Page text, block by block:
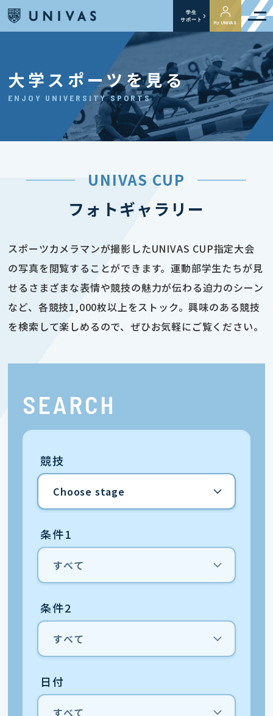
学生
サポート
My UNIVAS
大学スポーツを見る
ENJOY UNIVERSITY SPORTS
UNIVAS CUP
フォトギャラリー
スポーツカメラマンが撮影したUNIVAS CUP指定大会
の写真を閲覧することができます。運動部学生たちが見
せるさまざまな表情や競技の魅力が伝わる迫力のシーン
など、各競技1,000枚以上をストック。興味のある競技
を検索して楽しめるので、ぜひお気軽にご覧ください。
SEARCH
競技
条件1
条件2
日付